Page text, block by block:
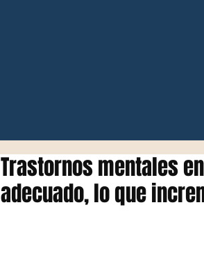
Trastornos mentales
adecuado, lo que